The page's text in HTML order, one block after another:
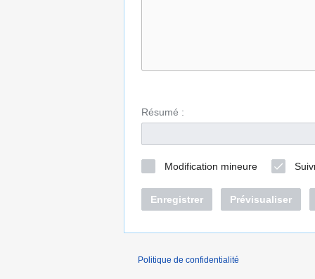
Résumé :
Modification mineure
Enregistrer Prévisualiser
Politique de confidentialité